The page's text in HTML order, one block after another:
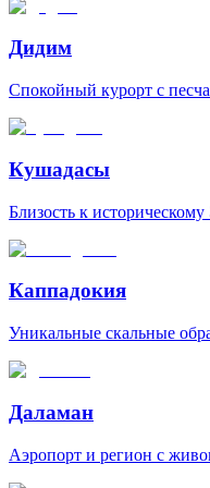
Дидим
Спокойный курорт с
Кушадасы
Близость к
Каппадокия
Уникальные скальные
Даламан
Аэропорт и регион с